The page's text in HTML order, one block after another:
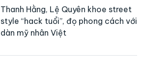
Thanh Hằng, Lệ Quyên khoe street
style “hack tuổi”, đọ phong cách với
dàn mỹ nhân Việt